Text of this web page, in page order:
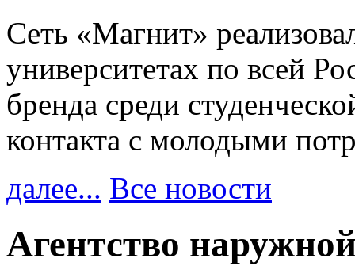
Сеть «Магнит»
университетах по всей
бренда среди
контакта с молодыми
далее... Все новости
Агентство